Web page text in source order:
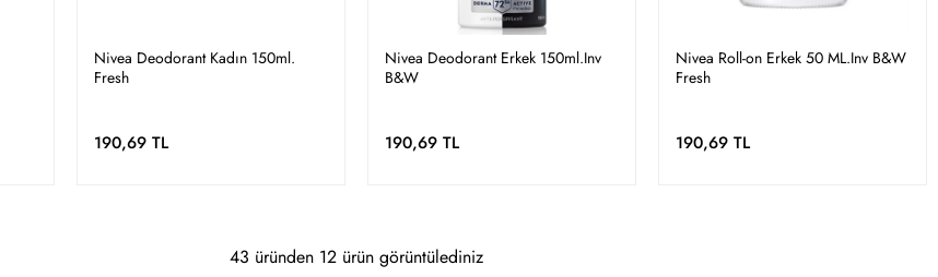
Nivea Deodorant Kadın 150ml.
Fresh
190,69 TL
Nivea Deodorant Erkek 150ml.Inv
B&W
190,69 TL
Nivea Roll-on Erkek 50 ML.Inv B&W
Fresh
190,69 TL
43 üründen 12 ürün görüntülediniz